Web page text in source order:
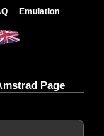
Emulation
Page